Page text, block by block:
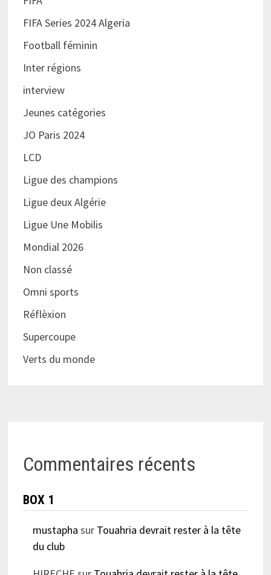
FIFA Series 2024 Algeria
Football féminin
Inter régions
interview
Jeunes catégories
JO Paris 2024
LCD
Ligue des champions
Ligue deux Algérie
Ligue Une Mobilis
Mondial 2026
Non classé
Omni sports
Réflèxion
Supercoupe
Verts du monde
Commentaires récents
BOX 1
mustapha sur Touahria devrait rester à la tête
du club